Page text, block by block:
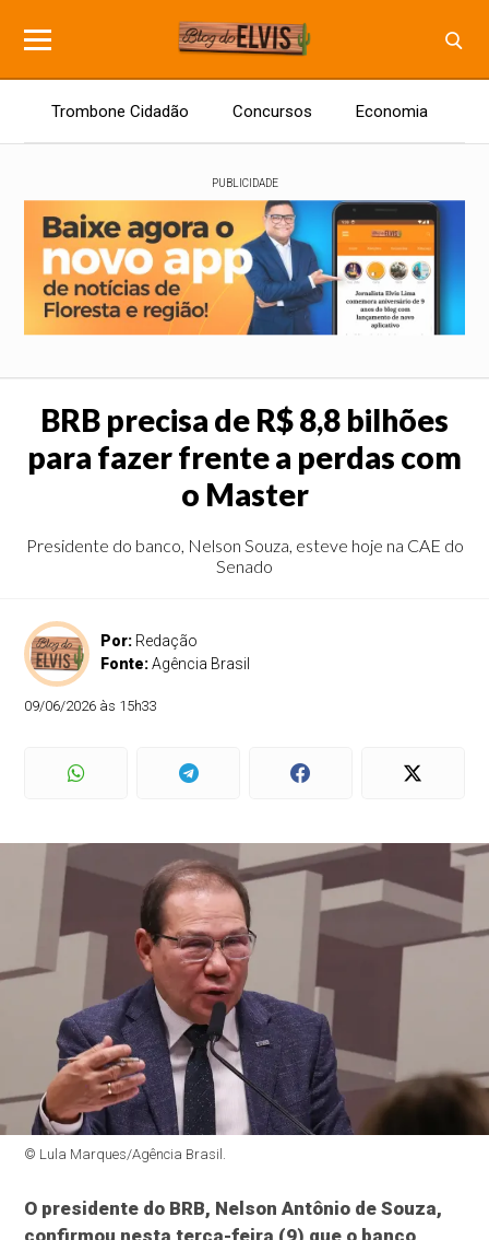
Trombone Cidadão Concursos Economia
PUBLICIDADE
BRB precisa de R$ 8,8 bilhões
para fazer frente a perdas com
o Master
Presidente do banco, Nelson Souza, esteve hoje na CAE do
Senado
Por: Redação
Fonte:Agência Brasil
09/06/2026 às 15h33
© Lula Marques/Agência Brasil.
O presidente do BRB, Nelson Antônio de Souza,